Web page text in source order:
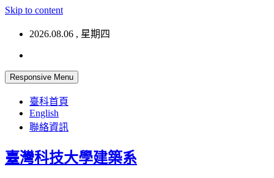
Skip to content
2026.08.06 , 星期四
Responsive Menu
臺科首頁
English
聯絡資訊
臺灣科技大學建築系